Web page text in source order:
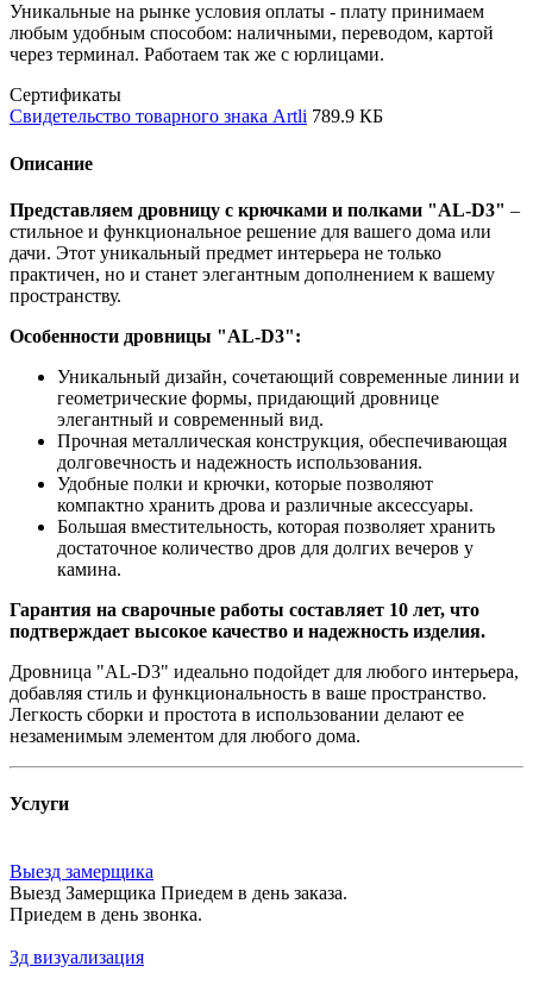
Уникальные на рынке условия оплаты - плату принимаем
любым удобным способом: наличными, переводом, картой
через терминал. Работаем так же с юрлицами.
Сертификаты
Свидетельство товарного знака Artli 789.9 КБ
Описание
Представляем дровницу с крючками и полками "AL-D3" –
стильное и функциональное решение для вашего дома или
дачи. Этот уникальный предмет интерьера не только
практичен, но и станет элегантным дополнением к вашему
пространству.
Особенности дровницы "AL-D3":
Уникальный дизайн, сочетающий современные линии и
геометрические формы, придающий дровнице
элегантный и современный вид.
Прочная металлическая конструкция, обеспечивающая
долговечность и надежность использования.
Удобные полки и крючки, которые позволяют
компактно хранить дрова и различные аксессуары.
Большая вместительность, которая позволяет хранить
достаточное количество дров для долгих вечеров у
камина.
Гарантия на сварочные работы составляет 10 лет, что
подтверждает высокое качество и надежность изделия.
Дровница "AL-D3" идеально подойдет для любого интерьера,
добавляя стиль и функциональность в ваше пространство.
Легкость сборки и простота в использовании делают ее
незаменимым элементом для любого дома.
Услуги
Выезд замерщика
Выезд Замерщика Приедем в день заказа.
Приедем в день звонка.
3д визуализация